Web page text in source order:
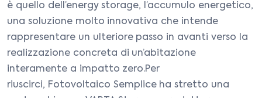
è quello dell’energy storage, l’accumulo energetico,
una soluzione molto innovativa che intende
rappresentare un ulteriore passo in avanti verso la
realizzazione concreta di un’abitazione
interamente a impatto zero.Per
riuscirci, Fotovoltaico Semplice ha stretto una